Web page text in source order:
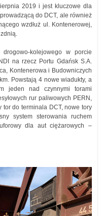
2019 i jest kluczowe dla
do DCT, ale również
wzdłuż ul. Kontenerowej,
kolejowego w porcie
na rzecz Portu Gdańsk S.A.
Kontenerowa i Budowniczych
Powstają 4 nowe wiadukty, a
jeden nad czynnymi torami
rur paliwowych PERN,
tor do terminala DCT, nowe tory
system sterowania ruchem
dla aut ciężarowych –